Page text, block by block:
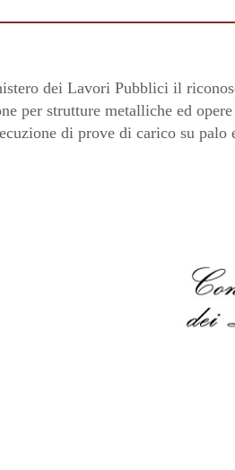
dei Lavori Pubblici il
per strutture metalliche ed
di prove di carico su